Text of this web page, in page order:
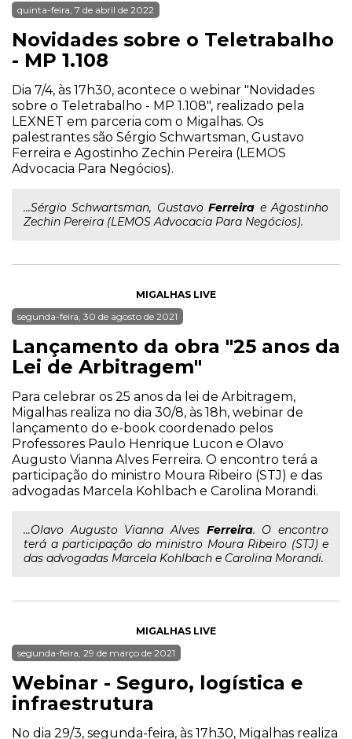
quinta-feira, 7 de abril de 2022
Novidades sobre o Teletrabalho
- MP 1.108
Dia 7/4, às 17h30, acontece o webinar "Novidades
sobre o Teletrabalho - MP 1.108", realizado pela
LEXNET em parceria com o Migalhas. Os
palestrantes são Sérgio Schwartsman, Gustavo
Ferreira e Agostinho Zechin Pereira (LEMOS
Advocacia Para Negócios).
...Sérgio Schwartsman, GustavoFerreira e Agostinho
Zechin Pereira (LEMOS Advocacia Para Negócios).
MIGALHAS LIVE
segunda-feira, 30 de agosto de 2021
Lançamento da obra "25 anos da
Lei de Arbitragem"
Para celebrar os 25 anos da lei de Arbitragem,
Migalhas realiza no dia 30/8, às 18h, webinar de
lançamento do e-book coordenado pelos
Professores Paulo Henrique Lucon e Olavo
Augusto Vianna Alves Ferreira. O encontro terá a
participação do ministro Moura Ribeiro (STJ) e das
advogadas Marcela Kohlbach e Carolina Morandi.
...Olavo Augusto Vianna Alves Ferreira. O encontro
terá a participação do ministro Moura Ribeiro (STJ) e
das advogadas Marcela Kohlbach e Carolina Morandi.
MIGALHAS LIVE
segunda-feira, 29 de março de 2021
Webinar - Seguro, logística e
infraestrutura
No dia 29/3, segunda-feira, às 17h30, Migalhas realiza